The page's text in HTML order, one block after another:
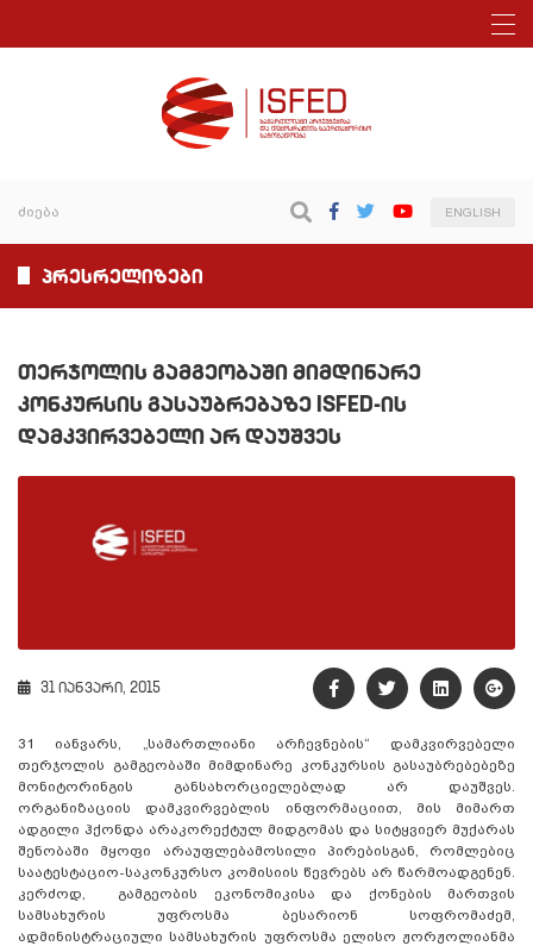
ENGLISH
პრესრელიზები
თერჯოლის გამგეობაში მიმდინარე
კონკურსის გასაუბრებაზე ISFED-ის
დამკვირვებელი არ დაუშვეს
31 იანვარი, 2015
31 იანვარს, „სამართლიანი არჩევნების“ დამკვირვებელი
თერჯოლის გამგეობაში მიმდინარე კონკურსის გასაუბრებებეზე
მონიტორინგის განსახორციელებლად არ დაუშვეს.
ორგანიზაციის დამკვირვებლის ინფორმაციით, მის მიმართ
ადგილი ჰქონდა არაკორექტულ მიდგომას და სიტყვიერ მუქარას
შენობაში მყოფი არაუფლებამოსილი პირებისგან, რომლებიც
საატესტაციო-საკონკურსო კომისიის წევრებს არ წარმოადგენენ.
კერძოდ, გამგეობის ეკონომიკისა და ქონების მართვის
სამსახურის უფროსმა ბესარიონ სოფრომაძემ,
ადმინისტრაციული სამსახურის უფროსმა ელისო ჟორჟოლიანმა